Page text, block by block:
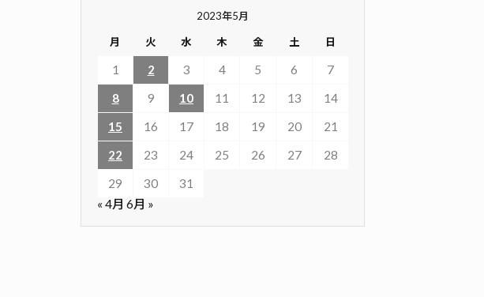
2023年5月
月 火 水 木 金 土 日
1 2 3 4 5 6
7
8
9 10 11 12 13
14
15
16 17 18 19 20
21
22
23 24 25 26 27
28
29
30
31
« 4月 6月 »